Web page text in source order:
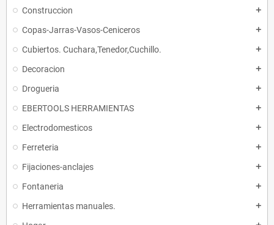
Construccion add
Copas-Jarras-Vasos-Ceniceros add
Cubiertos. Cuchara,Tenedor,Cuchillo. add
Decoracion add
Drogueria add
EBERTOOLS HERRAMIENTAS add
Electrodomesticos add
Ferreteria add
Fijaciones-anclajes add
Fontaneria add
Herramientas manuales. add